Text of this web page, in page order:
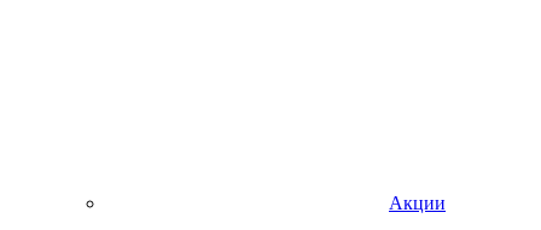
Акции